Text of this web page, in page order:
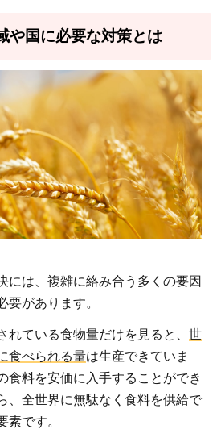
や国に必要な対策とは
には、複雑に絡み合う多くの要因
要があります。
れている食物量だけを見ると、 世
食べられる量は生産できていま
食料を安価に入手することができ
、全世界に無駄なく食料を供給で
素です。